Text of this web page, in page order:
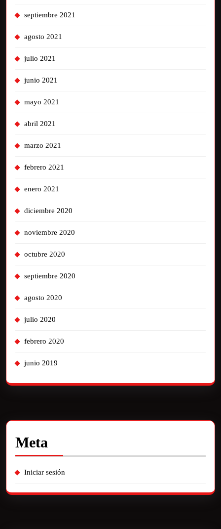
septiembre 2021
agosto 2021
julio 2021
junio 2021
mayo 2021
abril 2021
marzo 2021
febrero 2021
enero 2021
diciembre 2020
noviembre 2020
octubre 2020
septiembre 2020
agosto 2020
julio 2020
febrero 2020
junio 2019
Meta
Iniciar sesión